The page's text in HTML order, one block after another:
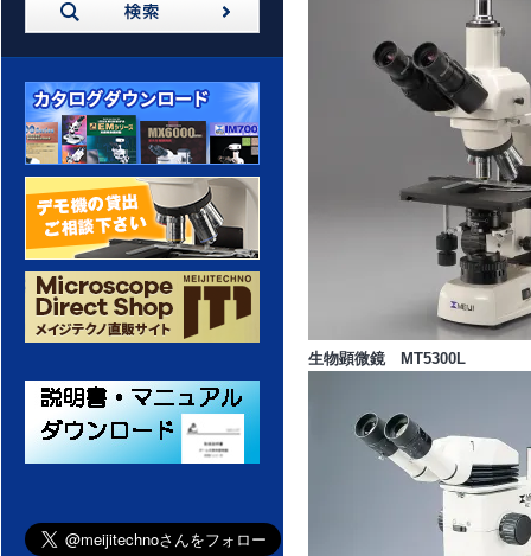
カタログダウンロード
デモ機の貸出 ご相談ください
生物顕微鏡 MT5300L